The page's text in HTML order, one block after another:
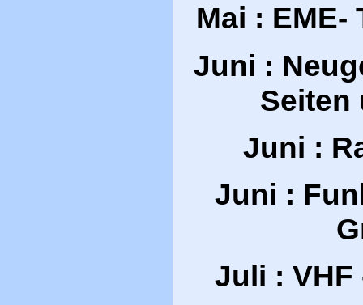
Mai : EME-
Juni :
Seiten
Juni :
Juni :
Juli : VHF